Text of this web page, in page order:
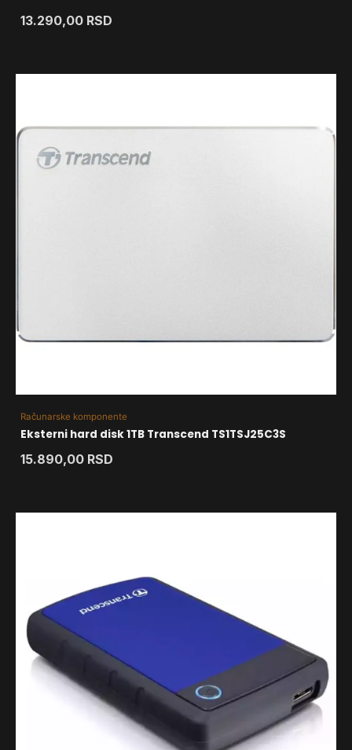
13.290,00 RSD
Računarske komponente
Eksterni hard disk 1TB Transcend TS1TSJ25C3S
15.890,00 RSD